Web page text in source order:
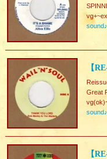
sound♪
【
Great
sound♪
【